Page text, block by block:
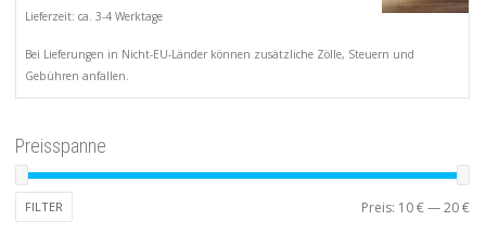
Lieferzeit: ca. 3-4 Werktage
Bei Lieferungen in Nicht-EU-Länder können zusätzliche Zölle, Steuern und
Gebühren anfallen.
Preisspanne
FILTER Preis: 10 €—20 €